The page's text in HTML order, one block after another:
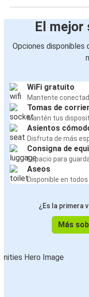
El mejor
Opciones disponibles
WiFi gratuito
Mantente
Tomas de
Mantén tus
Asientos
Disfruta de más
Consigna de
Espacio para
Aseos
Disponible en todos
¿Es la primera
Más